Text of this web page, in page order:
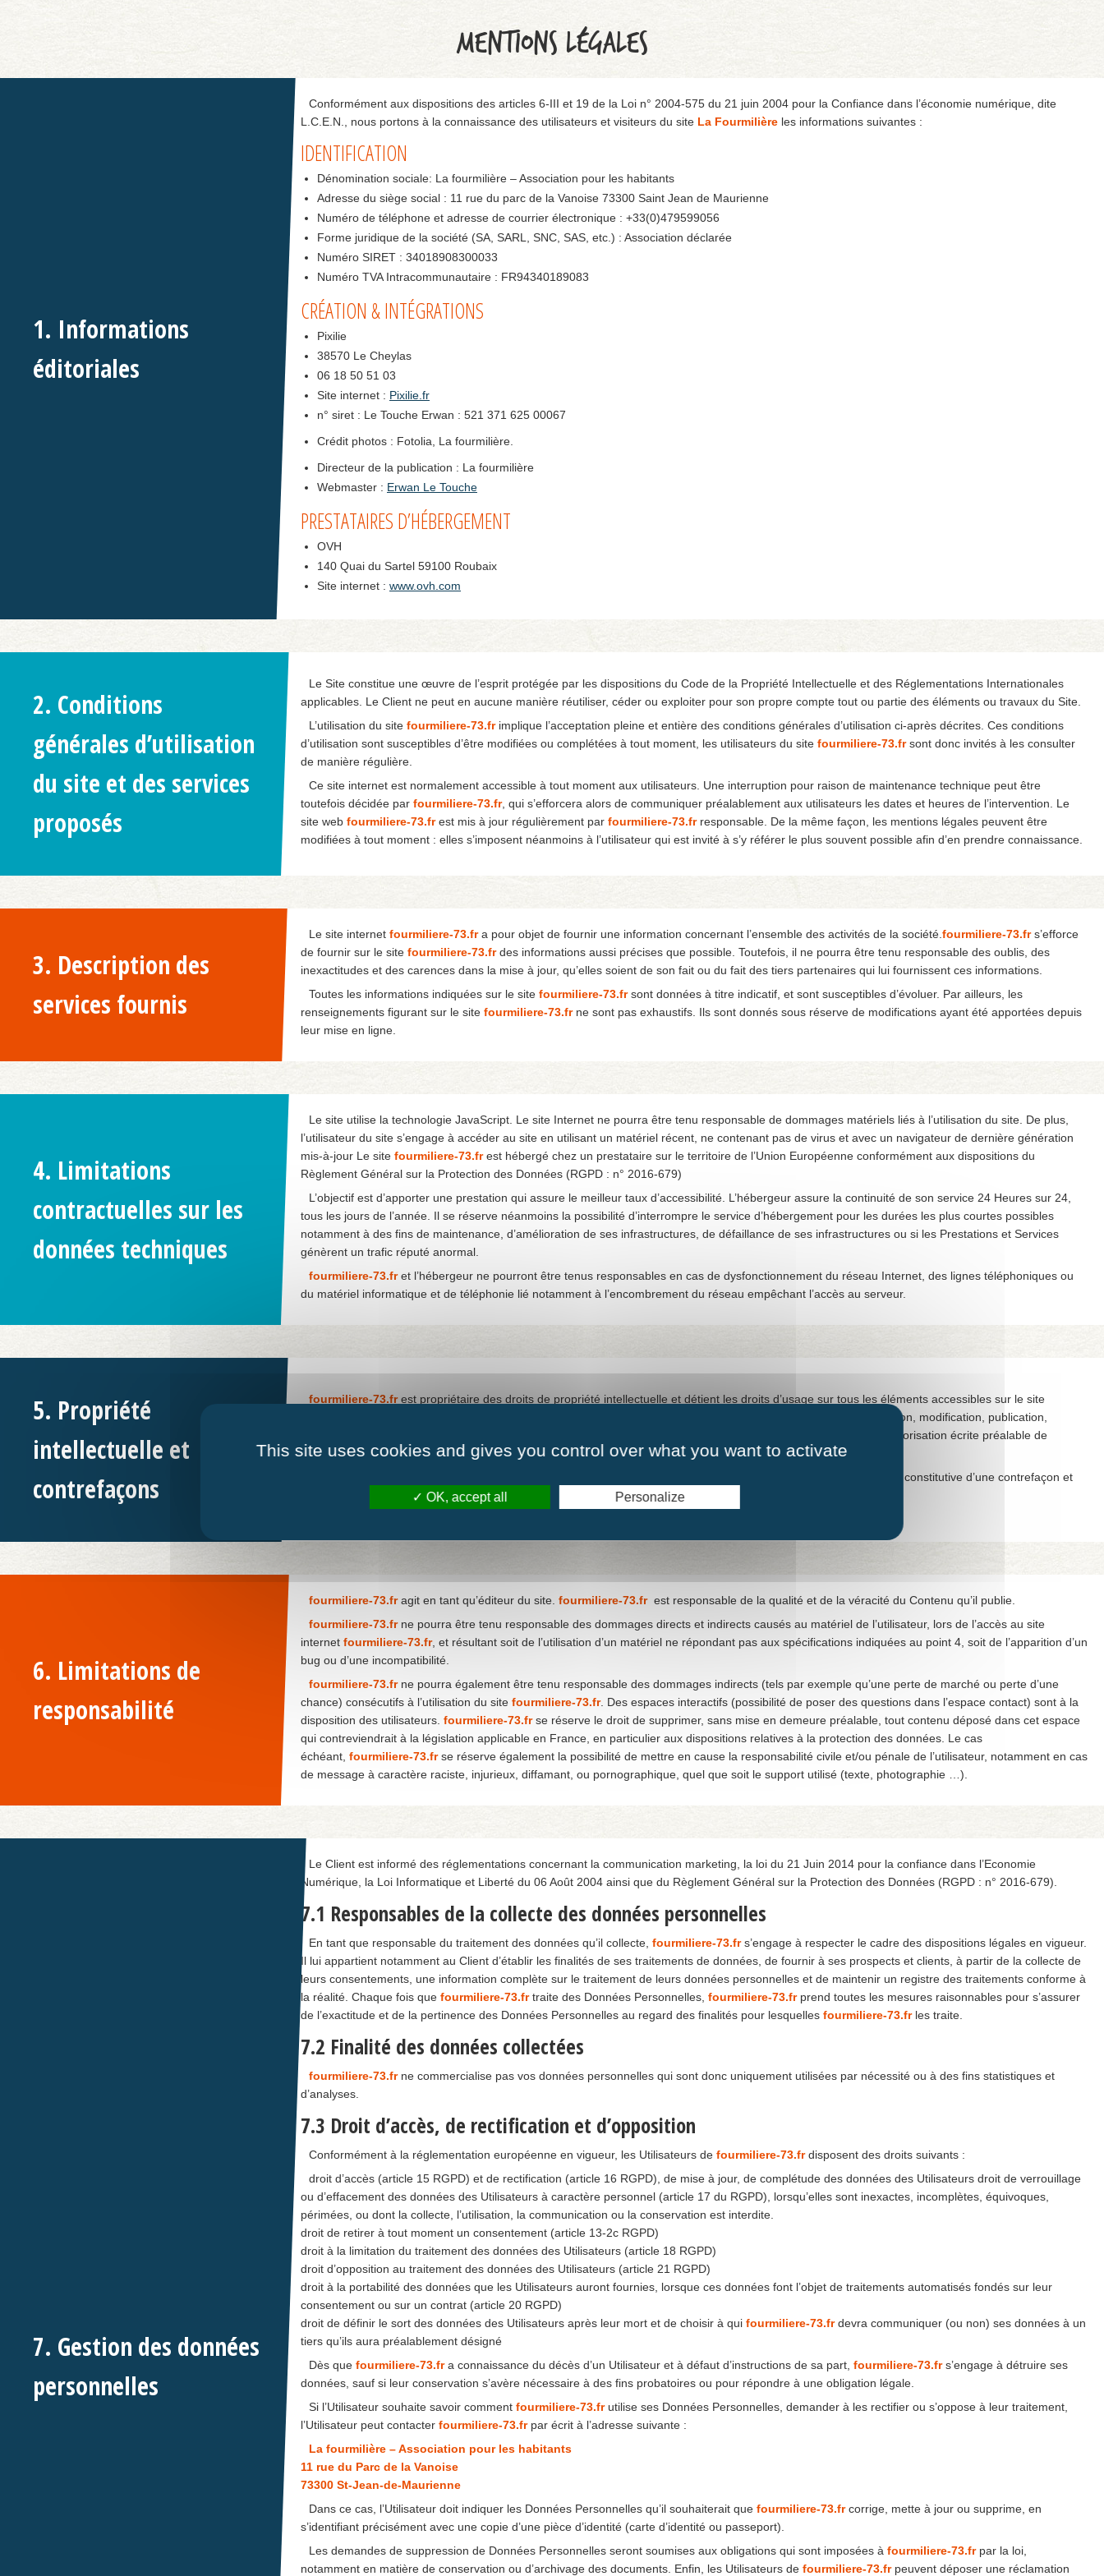
MENTIONS LÉGALES
1. Informations
éditoriales
Conformément aux dispositions des articles 6-III et 19 de la Loi n° 2004-575 du 21 juin 2004 pour la Confiance dans l’économie numérique, dite
L.C.E.N., nous portons à la connaissance des utilisateurs et visiteurs du site La Fourmilière les informations suivantes :
IDENTIFICATION
Dénomination sociale: La fourmilière – Association pour les habitants
Adresse du siège social : 11 rue du parc de la Vanoise 73300 Saint Jean de Maurienne
Numéro de téléphone et adresse de courrier électronique : +33(0)479599056
Forme juridique de la société (SA, SARL, SNC, SAS, etc.) : Association déclarée
Numéro SIRET : 34018908300033
Numéro TVA Intracommunautaire : FR94340189083
CRÉATION & INTÉGRATIONS
Pixilie
38570 Le Cheylas
06 18 50 51 03
Site internet : Pixilie.fr
n° siret : Le Touche Erwan : 521 371 625 00067
Crédit photos : Fotolia, La fourmilière.
Directeur de la publication : La fourmilière
Webmaster : Erwan Le Touche
PRESTATAIRES D’HÉBERGEMENT
OVH
140 Quai du Sartel 59100 Roubaix
Site internet : www.ovh.com
2. Conditions
générales d’utilisation
du site et des services
proposés
Le Site constitue une œuvre de l’esprit protégée par les dispositions du Code de la Propriété Intellectuelle et des Réglementations Internationales
applicables. Le Client ne peut en aucune manière réutiliser, céder ou exploiter pour son propre compte tout ou partie des éléments ou travaux du Site.
L’utilisation du site fourmiliere-73.frimplique l’acceptation pleine et entière des conditions générales d’utilisation ci-après décrites. Ces conditions
d’utilisation sont susceptibles d’être modifiées ou complétées à tout moment, les utilisateurs du site fourmiliere-73.frsont donc invités à les consulter
de manière régulière.
Ce site internet est normalement accessible à tout moment aux utilisateurs. Une interruption pour raison de maintenance technique peut être
toutefois décidée par fourmiliere-73.fr, qui s’efforcera alors de communiquer préalablement aux utilisateurs les dates et heures de l’intervention. Le
site web fourmiliere-73.frest mis à jour régulièrement par fourmiliere-73.frresponsable. De la même façon, les mentions légales peuvent être
modifiées à tout moment : elles s’imposent néanmoins à l’utilisateur qui est invité à s’y référer le plus souvent possible afin d’en prendre connaissance.
3. Description des
services fournis
Le site internet fourmiliere-73.fra pour objet de fournir une information concernant l’ensemble des activités de la société. fourmiliere-73.frs’efforce
de fournir sur le site fourmiliere-73.frdes informations aussi précises que possible. Toutefois, il ne pourra être tenu responsable des oublis, des
inexactitudes et des carences dans la mise à jour, qu’elles soient de son fait ou du fait des tiers partenaires qui lui fournissent ces informations.
Toutes les informations indiquées sur le site fourmiliere-73.frsont données à titre indicatif, et sont susceptibles d’évoluer. Par ailleurs, les
renseignements figurant sur le site fourmiliere-73.frne sont pas exhaustifs. Ils sont donnés sous réserve de modifications ayant été apportées depuis
leur mise en ligne.
4. Limitations
contractuelles sur les
données techniques
Le site utilise la technologie JavaScript. Le site Internet ne pourra être tenu responsable de dommages matériels liés à l’utilisation du site. De plus,
l’utilisateur du site s’engage à accéder au site en utilisant un matériel récent, ne contenant pas de virus et avec un navigateur de dernière génération
mis-à-jour Le site fourmiliere-73.frest hébergé chez un prestataire sur le territoire de l’Union Européenne conformément aux dispositions du
Règlement Général sur la Protection des Données (RGPD : n° 2016-679)
L’objectif est d’apporter une prestation qui assure le meilleur taux d’accessibilité. L’hébergeur assure la continuité de son service 24 Heures sur 24,
tous les jours de l’année. Il se réserve néanmoins la possibilité d’interrompre le service d’hébergement pour les durées les plus courtes possibles
notamment à des fins de maintenance, d’amélioration de ses infrastructures, de défaillance de ses infrastructures ou si les Prestations et Services
génèrent un trafic réputé anormal.
fourmiliere-73.fret l’hébergeur ne pourront être tenus responsables en cas de dysfonctionnement du réseau Internet, des lignes téléphoniques ou
du matériel informatique et de téléphonie lié notamment à l’encombrement du réseau empêchant l’accès au serveur.
5. Propriété
intellectuelle et
contrefaçons
fourmiliere-73.frest propriétaire des droits de propriété intellectuelle et détient les droits d’usage sur tous les éléments accessibles sur le site
internet, notamment les textes, images, graphismes, logos, vidéos, icônes et sons. Toute reproduction, représentation, modification, publication,
adaptation de tout ou partie des éléments du site, quel que soit le moyen ou le procédé utilisé, est interdite, sauf autorisation écrite préalable de
: fourmiliere-73.fr.
Toute exploitation non autorisée du site ou de l’un quelconque des éléments qu’il contient sera considérée comme constitutive d’une contrefaçon et
poursuivie conformément aux dispositions des articles L.335-2 et suivants du Code de Propriété Intellectuelle.
6. Limitations de
responsabilité
fourmiliere-73.fragit en tant qu’éditeur du site. fourmiliere-73.frest responsable de la qualité et de la véracité du Contenu qu’il publie.
fourmiliere-73.frne pourra être tenu responsable des dommages directs et indirects causés au matériel de l’utilisateur, lors de l’accès au site
internet fourmiliere-73.fr, et résultant soit de l’utilisation d’un matériel ne répondant pas aux spécifications indiquées au point 4, soit de l’apparition d’un
bug ou d’une incompatibilité.
fourmiliere-73.frne pourra également être tenu responsable des dommages indirects (tels par exemple qu’une perte de marché ou perte d’une
chance) consécutifs à l’utilisation du site fourmiliere-73.fr. Des espaces interactifs (possibilité de poser des questions dans l’espace contact) sont à la
disposition des utilisateurs. fourmiliere-73.frse réserve le droit de supprimer, sans mise en demeure préalable, tout contenu déposé dans cet espace
qui contreviendrait à la législation applicable en France, en particulier aux dispositions relatives à la protection des données. Le cas
échéant, fourmiliere-73.frse réserve également la possibilité de mettre en cause la responsabilité civile et/ou pénale de l’utilisateur, notamment en cas
de message à caractère raciste, injurieux, diffamant, ou pornographique, quel que soit le support utilisé (texte, photographie …).
7. Gestion des données
personnelles
Le Client est informé des réglementations concernant la communication marketing, la loi du 21 Juin 2014 pour la confiance dans l’Economie
Numérique, la Loi Informatique et Liberté du 06 Août 2004 ainsi que du Règlement Général sur la Protection des Données (RGPD : n° 2016-679).
7.1 Responsables de la collecte des données personnelles
En tant que responsable du traitement des données qu’il collecte, fourmiliere-73.frs’engage à respecter le cadre des dispositions légales en vigueur.
Il lui appartient notamment au Client d’établir les finalités de ses traitements de données, de fournir à ses prospects et clients, à partir de la collecte de
leurs consentements, une information complète sur le traitement de leurs données personnelles et de maintenir un registre des traitements conforme à
la réalité. Chaque fois que fourmiliere-73.frtraite des Données Personnelles, fourmiliere-73.frprend toutes les mesures raisonnables pour s’assurer
de l’exactitude et de la pertinence des Données Personnelles au regard des finalités pour lesquelles fourmiliere-73.frles traite.
7.2 Finalité des données collectées
fourmiliere-73.frne commercialise pas vos données personnelles qui sont donc uniquement utilisées par nécessité ou à des fins statistiques et
d’analyses.
7.3 Droit d’accès, de rectification et d’opposition
Conformément à la réglementation européenne en vigueur, les Utilisateurs de fourmiliere-73.frdisposent des droits suivants :
droit d’accès (article 15 RGPD) et de rectification (article 16 RGPD), de mise à jour, de complétude des données des Utilisateurs droit de verrouillage
ou d’effacement des données des Utilisateurs à caractère personnel (article 17 du RGPD), lorsqu’elles sont inexactes, incomplètes, équivoques,
périmées, ou dont la collecte, l’utilisation, la communication ou la conservation est interdite.
droit de retirer à tout moment un consentement (article 13-2c RGPD)
droit à la limitation du traitement des données des Utilisateurs (article 18 RGPD)
droit d’opposition au traitement des données des Utilisateurs (article 21 RGPD)
droit à la portabilité des données que les Utilisateurs auront fournies, lorsque ces données font l’objet de traitements automatisés fondés sur leur
consentement ou sur un contrat (article 20 RGPD)
droit de définir le sort des données des Utilisateurs après leur mort et de choisir à qui fourmiliere-73.frdevra communiquer (ou non) ses données à un
tiers qu’ils aura préalablement désigné
Dès que fourmiliere-73.fra connaissance du décès d’un Utilisateur et à défaut d’instructions de sa part, fourmiliere-73.frs’engage à détruire ses
données, sauf si leur conservation s’avère nécessaire à des fins probatoires ou pour répondre à une obligation légale.
Si l’Utilisateur souhaite savoir comment fourmiliere-73.frutilise ses Données Personnelles, demander à les rectifier ou s’oppose à leur traitement,
l’Utilisateur peut contacter fourmiliere-73.frpar écrit à l’adresse suivante :
La fourmilière – Association pour les habitants
11 rue du Parc de la Vanoise
73300 St-Jean-de-Maurienne
Dans ce cas, l’Utilisateur doit indiquer les Données Personnelles qu’il souhaiterait que fourmiliere-73.frcorrige, mette à jour ou supprime, en
s’identifiant précisément avec une copie d’une pièce d’identité (carte d’identité ou passeport).
Les demandes de suppression de Données Personnelles seront soumises aux obligations qui sont imposées à fourmiliere-73.frpar la loi,
notamment en matière de conservation ou d’archivage des documents. Enfin, les Utilisateurs de fourmiliere-73.frpeuvent déposer une réclamation
This site uses cookies and gives you control over what you want to activate
OK, accept all Personalize